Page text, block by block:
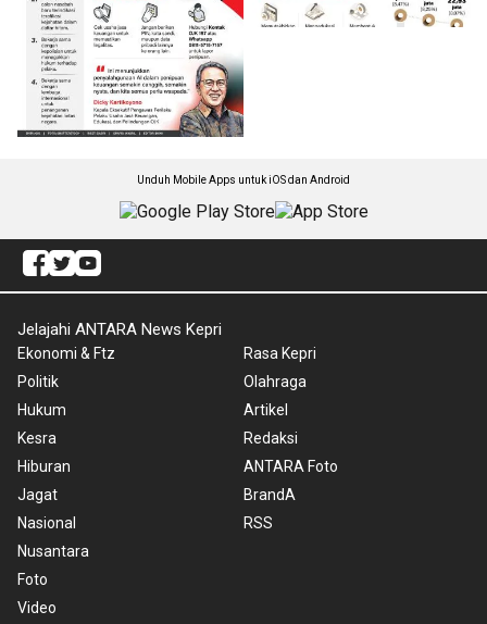
Unduh Mobile Apps untuk iOS dan Android
Jelajahi ANTARA News Kepri
Ekonomi & Ftz
Politik
Hukum
Kesra
Hiburan
Jagat
Nasional
Nusantara
Foto
Video
Rasa Kepri
Olahraga
Artikel
Redaksi
ANTARA Foto
BrandA
RSS